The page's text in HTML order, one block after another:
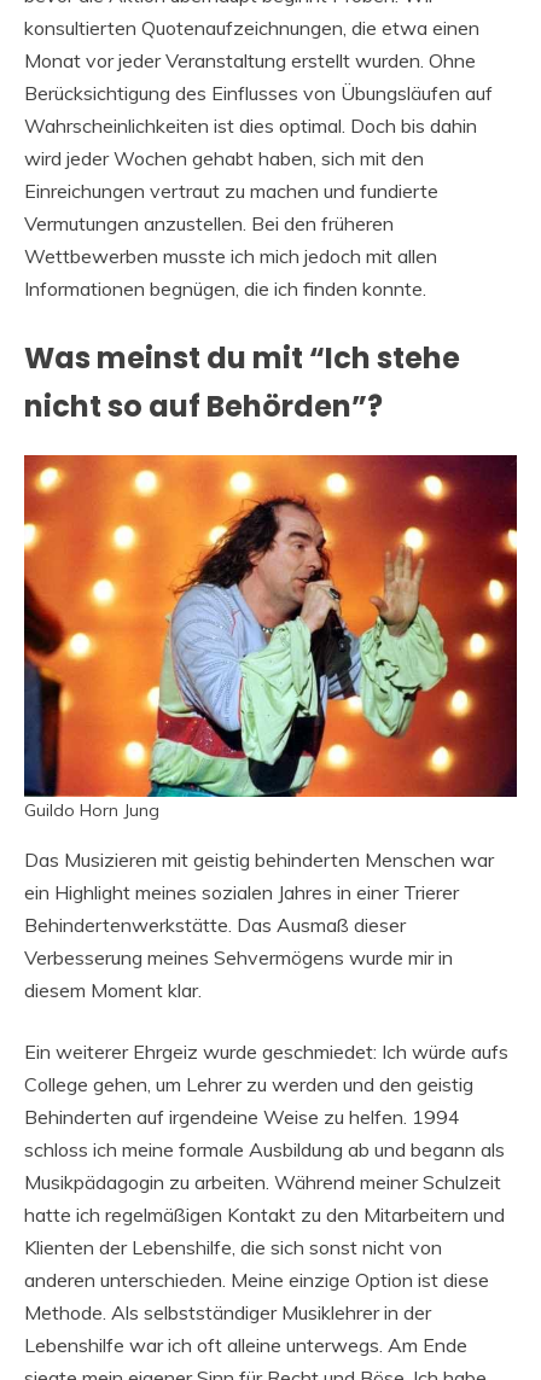
konsultierten Quotenaufzeichnungen, die etwa einen
Monat vor jeder Veranstaltung erstellt wurden. Ohne
Berücksichtigung des Einflusses von Übungsläufen auf
Wahrscheinlichkeiten ist dies optimal. Doch bis dahin
wird jeder Wochen gehabt haben, sich mit den
Einreichungen vertraut zu machen und fundierte
Vermutungen anzustellen. Bei den früheren
Wettbewerben musste ich mich jedoch mit allen
Informationen begnügen, die ich finden konnte.
Was meinst du mit “Ich stehe
nicht so auf Behörden”?
Guildo Horn Jung
Das Musizieren mit geistig behinderten Menschen war
ein Highlight meines sozialen Jahres in einer Trierer
Behindertenwerkstätte. Das Ausmaß dieser
Verbesserung meines Sehvermögens wurde mir in
diesem Moment klar.
Ein weiterer Ehrgeiz wurde geschmiedet: Ich würde aufs
College gehen, um Lehrer zu werden und den geistig
Behinderten auf irgendeine Weise zu helfen. 1994
schloss ich meine formale Ausbildung ab und begann als
Musikpädagogin zu arbeiten. Während meiner Schulzeit
hatte ich regelmäßigen Kontakt zu den Mitarbeitern und
Klienten der Lebenshilfe, die sich sonst nicht von
anderen unterschieden. Meine einzige Option ist diese
Methode. Als selbstständiger Musiklehrer in der
Lebenshilfe war ich oft alleine unterwegs. Am Ende